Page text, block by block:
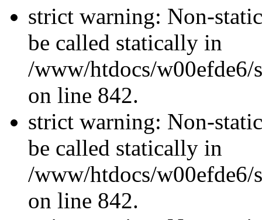
strict warning: Non-
be called statically in
/www/htdocs/w00efde6/
on line 842.
strict warning: Non-
be called statically in
/www/htdocs/w00efde6/
on line 842.